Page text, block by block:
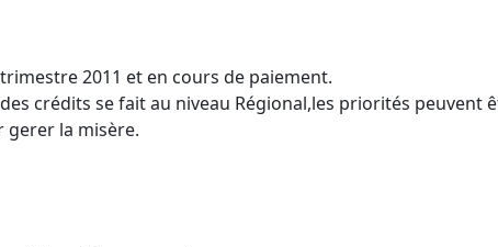
2011 et en cours de paiement.
crédits se fait au niveau Régional,les priorités peuvent
gerer la misère.